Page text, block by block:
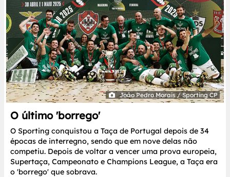
João Pedro Morais / Sporting CP
O último 'borrego'
O Sporting conquistou a Taça de Portugal depois de 34
épocas de interregno, sendo que em nove delas não
competiu. Depois de voltar a vencer uma prova europeia,
Supertaça, Campeonato e Champions League, a Taça era
o 'borrego' que sobrava.